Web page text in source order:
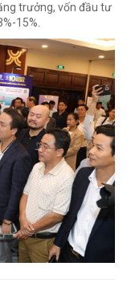
trưởng, vốn đầu tư
15%.